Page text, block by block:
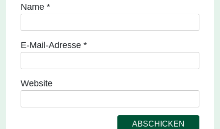
Name *
E-Mail-Adresse *
Website